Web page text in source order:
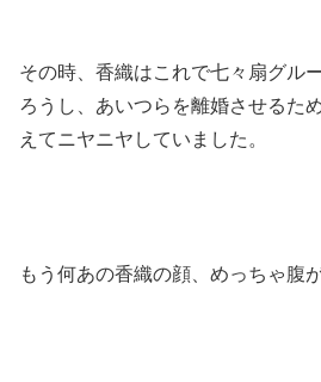
その時、香織はこれで七々扇グル
ろうし、あいつらを離婚させるた
えてニヤニヤしていました。
もう何あの香織の顔、めっちゃ腹